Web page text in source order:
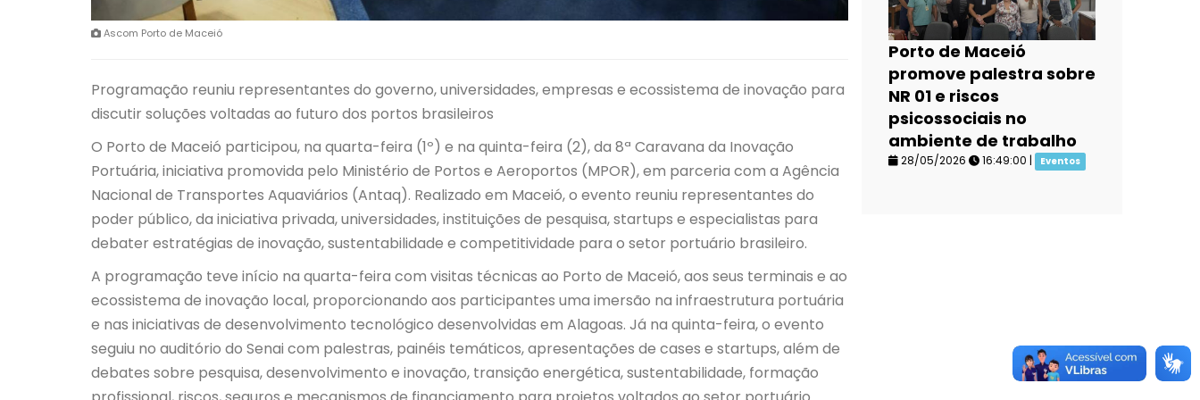
Ascom Porto de Maceió
Programação reuniu representantes do governo, universidades, empresas e ecossistema de inovação para
discutir soluções voltadas ao futuro dos portos brasileiros
O Porto de Maceió participou, na quarta-feira (1º) e na quinta-feira (2), da 8ª Caravana da Inovação
Portuária, iniciativa promovida pelo Ministério de Portos e Aeroportos (MPOR), em parceria com a Agência
Nacional de Transportes Aquaviários (Antaq). Realizado em Maceió, o evento reuniu representantes do
poder público, da iniciativa privada, universidades, instituições de pesquisa, startups e especialistas para
debater estratégias de inovação, sustentabilidade e competitividade para o setor portuário brasileiro.
A programação teve início na quarta-feira com visitas técnicas ao Porto de Maceió, aos seus terminais e ao
ecossistema de inovação local, proporcionando aos participantes uma imersão na infraestrutura portuária
e nas iniciativas de desenvolvimento tecnológico desenvolvidas em Alagoas. Já na quinta-feira, o evento
seguiu no auditório do Senai com palestras, painéis temáticos, apresentações de cases e startups, além de
debates sobre pesquisa, desenvolvimento e inovação, transição energética, sustentabilidade, formação
Porto de Maceió
promove palestra sobre
NR 01 e riscos
psicossociais no
ambiente de trabalho
28/05/2026 16:49:00 | Eventos